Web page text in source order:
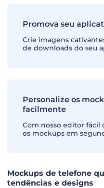
Promova seu
Crie imagens
de downloads do seu
Personalize os
facilmente
Com nosso editor fácil
os mockups em
Mockups de telefone
tendências e designs